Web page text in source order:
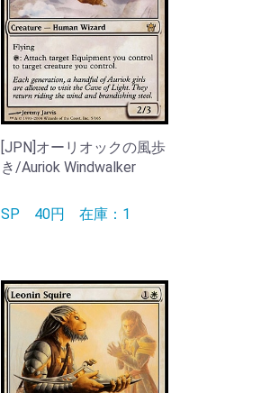
[JPN]オーリオックの風歩
き/Auriok Windwalker
SP 40円在庫：1